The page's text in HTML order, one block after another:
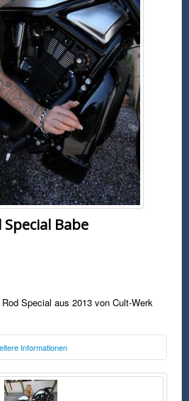
Babe
Special aus 2013 von Cult-Werk
Informationen